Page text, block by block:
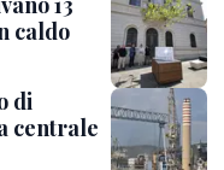
caldo
di
centrale